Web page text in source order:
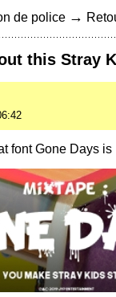
de police →
this Stray
font Gone Days is